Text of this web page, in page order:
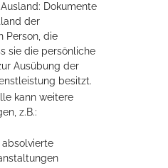
Dokumente
der
Person, die
sie die persönliche
Ausübung der
besitzt.
kann weitere
z.B.: